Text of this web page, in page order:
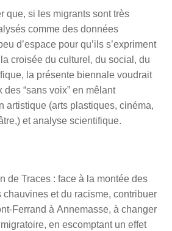
que, si les migrants sont très
comme des données
d’espace pour qu’ils s’expriment
croisée du culturel, du social, du
la présente biennale voudrait
“sans voix” en mêlant
artistique (arts plastiques, cinéma,
et analyse scientifique.
de Traces : face à la montée des
chauvines et du racisme, contribuer
Ferrand à Annemasse, à changer
en escomptant un effet